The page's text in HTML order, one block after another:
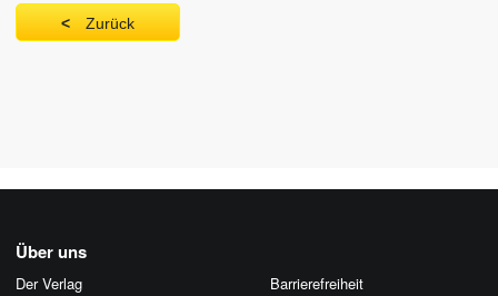
Zurück
Über uns
Der Verlag
Barrierefreiheit